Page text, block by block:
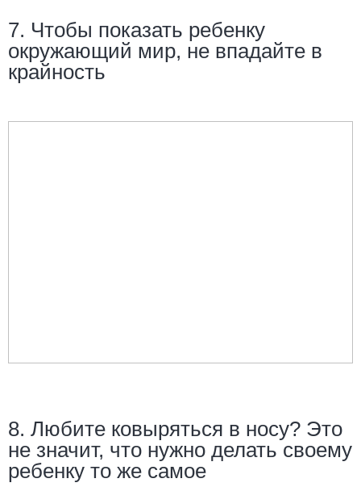
7. Чтобы показать ребенку
окружающий мир, не впадайте в
крайность
8. Любите ковыряться в носу? Это
не значит, что нужно делать своему
ребенку то же самое